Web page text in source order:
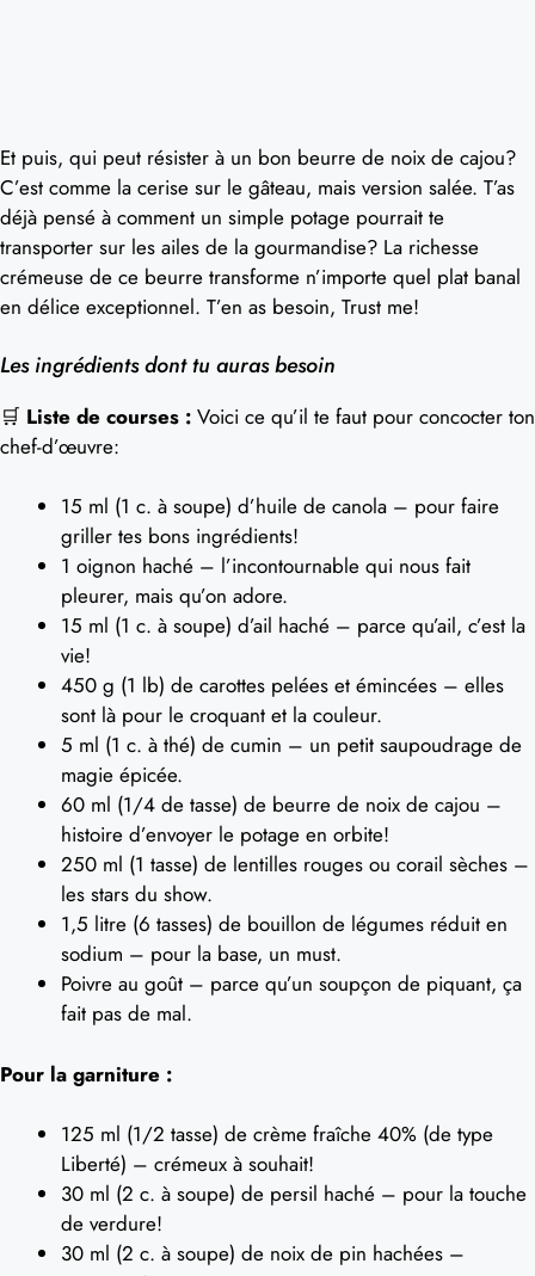
Et puis, qui peut résister à un bon beurre de noix de cajou?
C’est comme la cerise sur le gâteau, mais version salée. T’as
déjà pensé à comment un simple potage pourrait te
transporter sur les ailes de la gourmandise? La richesse
crémeuse de ce beurre transforme n’importe quel plat banal
en délice exceptionnel. T’en as besoin, Trust me!
Les ingrédients dont tu auras besoin
🛒 Liste de courses : Voici ce qu’il te faut pour concocter ton
chef-d’œuvre:
15 ml (1 c. à soupe) d’huile de canola – pour faire
griller tes bons ingrédients!
1 oignon haché – l’incontournable qui nous fait
pleurer, mais qu’on adore.
15 ml (1 c. à soupe) d’ail haché – parce qu’ail, c’est la
vie!
450 g (1 lb) de carottes pelées et émincées – elles
sont là pour le croquant et la couleur.
5 ml (1 c. à thé) de cumin – un petit saupoudrage de
magie épicée.
60 ml (1/4 de tasse) de beurre de noix de cajou –
histoire d’envoyer le potage en orbite!
250 ml (1 tasse) de lentilles rouges ou corail sèches –
les stars du show.
1,5 litre (6 tasses) de bouillon de légumes réduit en
sodium – pour la base, un must.
Poivre au goût – parce qu’un soupçon de piquant, ça
fait pas de mal.
Pour la garniture :
125 ml (1/2 tasse) de crème fraîche 40% (de type
Liberté) – crémeux à souhait!
30 ml (2 c. à soupe) de persil haché – pour la touche
de verdure!
30 ml (2 c. à soupe) de noix de pin hachées –